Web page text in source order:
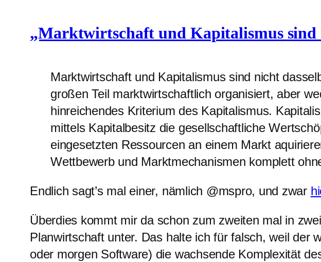
„Marktwirtschaft und Kapitalismus sind
Marktwirtschaft und Kapitalismus sind nicht
großen Teil marktwirtschaftlich organisiert, aber
hinreichendes Kriterium des Kapitalismus.
mittels Kapitalbesitz die gesellschaftliche
eingesetzten Ressourcen an einem Markt
Wettbewerb und Marktmechanismen komplett
Endlich sagt’s mal einer, nämlich @mspro, und zwar
Überdies kommt mir da schon zum zweiten mal in
Planwirtschaft unter. Das halte ich für falsch, weil der
oder morgen Software) die wachsende Komplexität